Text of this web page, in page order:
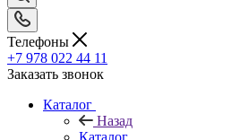
Телефоны
+7 978 022 44 11
Заказать звонок
Каталог
Назад
Каталог